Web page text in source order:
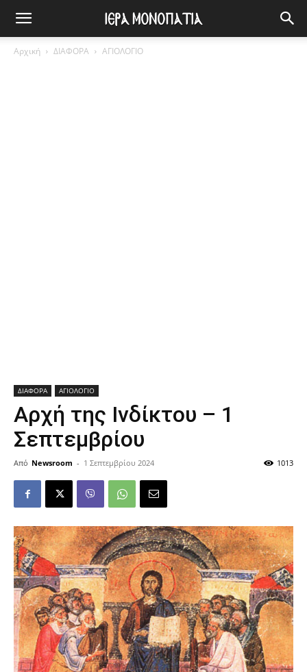
Αρχική ΔΙΑΦΟΡΑ ΑΓΙΟΛΟΓΙΟ
ΔΙΑΦΟΡΑ ΑΓΙΟΛΟΓΙΟ
Αρχή της Ινδίκτου – 1
Σεπτεμβρίου
Από Newsroom - 1 Σεπτεμβρίου 2024 1013